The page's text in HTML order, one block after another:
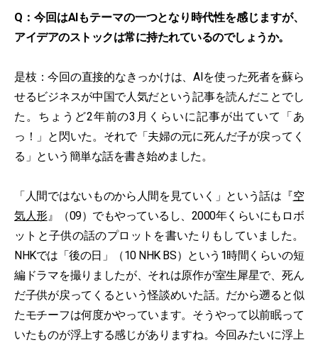
Q：今回はAIもテーマの一つとなり時代性を感じますが、
アイデアのストックは常に持たれているのでしょうか。
是枝：今回の直接的なきっかけは、AIを使った死者を蘇ら
せるビジネスが中国で人気だという記事を読んだことでし
た。ちょうど2年前の3月くらいに記事が出ていて「あ
っ！」と閃いた。それで「夫婦の元に死んだ子が戻ってく
る」という簡単な話を書き始めました。
「人間ではないものから人間を見ていく」という話は『空
気人形』（09）でもやっているし、2000年くらいにもロボ
ットと子供の話のプロットを書いたりもしていました。
NHKでは「後の日」（10 NHK BS）という1時間くらいの短
編ドラマを撮りましたが、それは原作が室生犀星で、死ん
だ子供が戻ってくるという怪談めいた話。だから遡ると似
たモチーフは何度かやっています。そうやって以前眠って
いたものが浮上する感じがありますね。今回みたいに浮上